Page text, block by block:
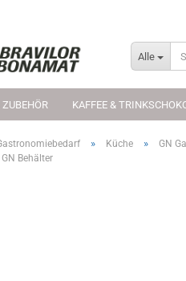
Alle
KAFFEE &
» Küche » GN
Behälter